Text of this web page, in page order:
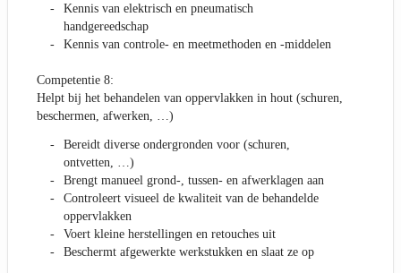
Kennis van elektrisch en pneumatisch
handgereedschap
Kennis van controle- en meetmethoden en -middelen
Competentie 8:
Helpt bij het behandelen van oppervlakken in hout (schuren,
beschermen, afwerken, …)
Bereidt diverse ondergronden voor (schuren,
ontvetten, …)
Brengt manueel grond-, tussen- en afwerklagen aan
Controleert visueel de kwaliteit van de behandelde
oppervlakken
Voert kleine herstellingen en retouches uit
Beschermt afgewerkte werkstukken en slaat ze op